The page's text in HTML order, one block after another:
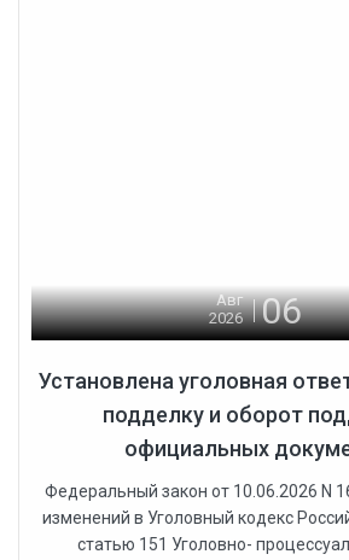
Авг
2026
06
Установлена уголовная
подделку и оборот
официальных
Федеральный закон от 10.06.2026 N
изменений в Уголовный кодекс
статью 151 Уголовно-